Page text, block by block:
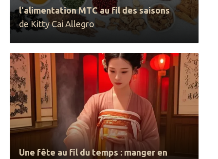
l'alimentation MTC au fil des saisons
de Kitty Cai Allegro
Une fête au fil du temps : manger en